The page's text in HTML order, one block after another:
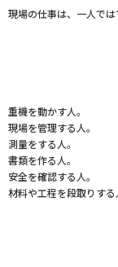
現場の仕事は、一人では
重機を動かす人。
現場を管理する人。
測量をする人。
書類を作る人。
安全を確認する人。
材料や工程を段取りする